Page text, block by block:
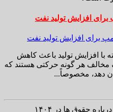
افزایش تولید نفت
با افزایش تولید باعث کاهش
هر گونه حرکتی هستند که
دهد، مخصوصاً...
حقوق ها در ۱۴۰۴